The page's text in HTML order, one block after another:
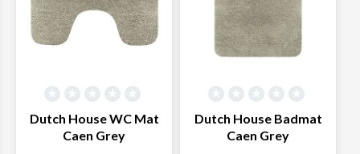
Dutch House WC Mat
Caen Grey
Dutch House Badmat
Caen Grey